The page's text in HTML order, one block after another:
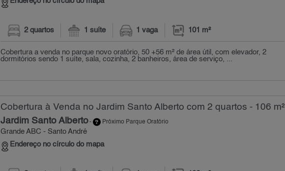
2 quartos 1 suíte 1 vaga 101 m²
Cobertura a venda no parque novo oratório, 50 +56 m² de área útil, com elevador, 2
dormitórios sendo 1 suíte, sala, cozinha, 2 banheiros, área de serviço, ...
Cobertura à Venda no Jardim Santo Alberto com 2 quartos - 106 m²
Jardim Santo Alberto- Próximo Parque Oratório
Grande ABC - Santo André
Endereço no círculo do mapa